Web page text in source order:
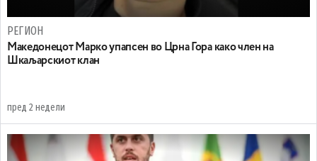
РЕГИОН
Maкедонецот Марко упапсен во Црна Гора како член на
Шкаљарскиот клан
пред 2 недели